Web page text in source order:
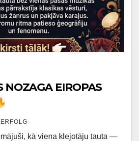
NOZAGA EIROPAS
ERFOLG
kā viena klejotāju tauta —